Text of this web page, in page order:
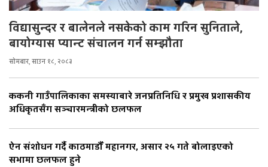
विद्यासुन्दर र बालेनले नसकेको काम गरिन सुनिताले,
बायोग्यास प्यान्ट संचालन गर्न सम्झौता
सोमबार, साउन १८, २०८३
ककनी गाउँपालिकाका समस्याबारे जनप्रतिनिधि र प्रमुख प्रशासकीय
अधिकृतसँग सञ्चारमन्त्रीको छलफल
ऐन संशोधन गर्दै काठमाडौँ महानगर, असार २५ गते बोलाइएको
सभामा छलफल हुने